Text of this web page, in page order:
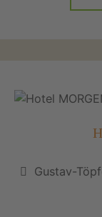
Gustav-